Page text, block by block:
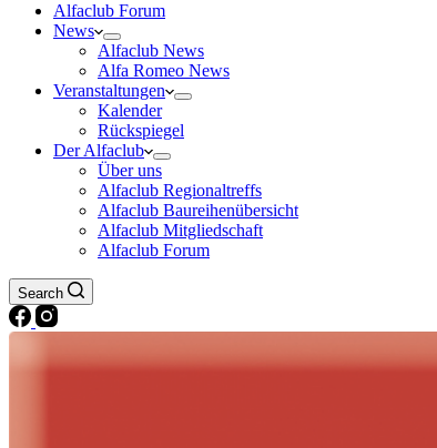
Alfaclub Forum
News
Alfaclub News
Alfa Romeo News
Veranstaltungen
Kalender
Rückspiegel
Der Alfaclub
Über uns
Alfaclub Regionaltreffs
Alfaclub Baureihenübersicht
Alfaclub Mitgliedschaft
Alfaclub Forum
Search